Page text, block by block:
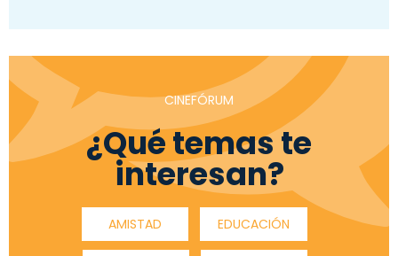
CINEFÓRUM
¿Qué temas te
interesan?
AMISTAD EDUCACIÓN